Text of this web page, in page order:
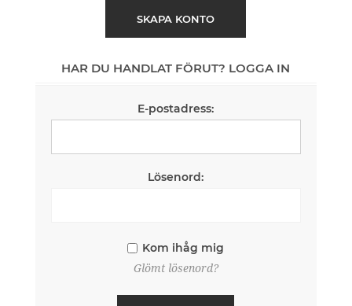
SKAPA KONTO
HAR DU HANDLAT FÖRUT? LOGGA IN
E-postadress:
Lösenord:
Kom ihåg mig
Glömt lösenord?